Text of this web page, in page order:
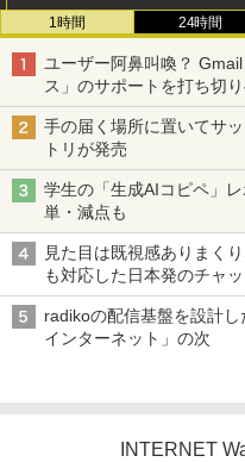
1時間 24時間
ユーザー阿鼻叫喚？
ス」のサポートを打ち切
手の届く場所に置いてサ
トリが発売
学生の「生成AIコピペ」
単・減点も
見た目は既視感ありまく
も対応した日本発のチャ
radikoの配信基盤を設計
インターネット」の次
INTERNET